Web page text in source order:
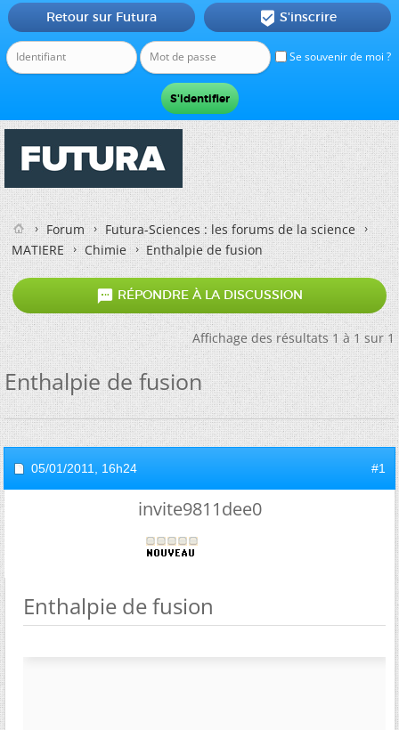
Se souvenir de moi ?
Retour sur Futura  S'inscrire
Forum
Futura-Sciences : les forums de la science
MATIERE
Chimie Enthalpie de fusion
 RÉPONDRE À LA DISCUSSION
Affichage des résultats 1 à 1 sur 1
Enthalpie de fusion
05/01/2011, 16h24 #1
invite9811dee0
Enthalpie de fusion